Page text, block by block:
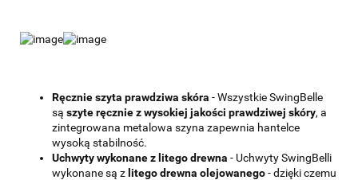
Ręcznie szyta prawdziwa skóra - Wszystkie SwingBelle
są szyte ręcznie z wysokiej jakości prawdziwej skóry, a
zintegrowana metalowa szyna zapewnia hantelce
wysoką stabilność.
Uchwyty wykonane z litego drewna - Uchwyty SwingBelli
wykonane są z litego drewna olejowanego- dzięki czemu